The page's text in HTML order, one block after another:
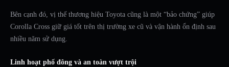
Bên cạnh đó, vị thế thương hiệu Toyota cũng là một “bảo chứng” giúp
Corolla Cross giữ giá tốt trên thị trường xe cũ và vận hành ổn định sau
nhiều năm sử dụng.
Linh hoạt phố đông và an toàn vượt trội